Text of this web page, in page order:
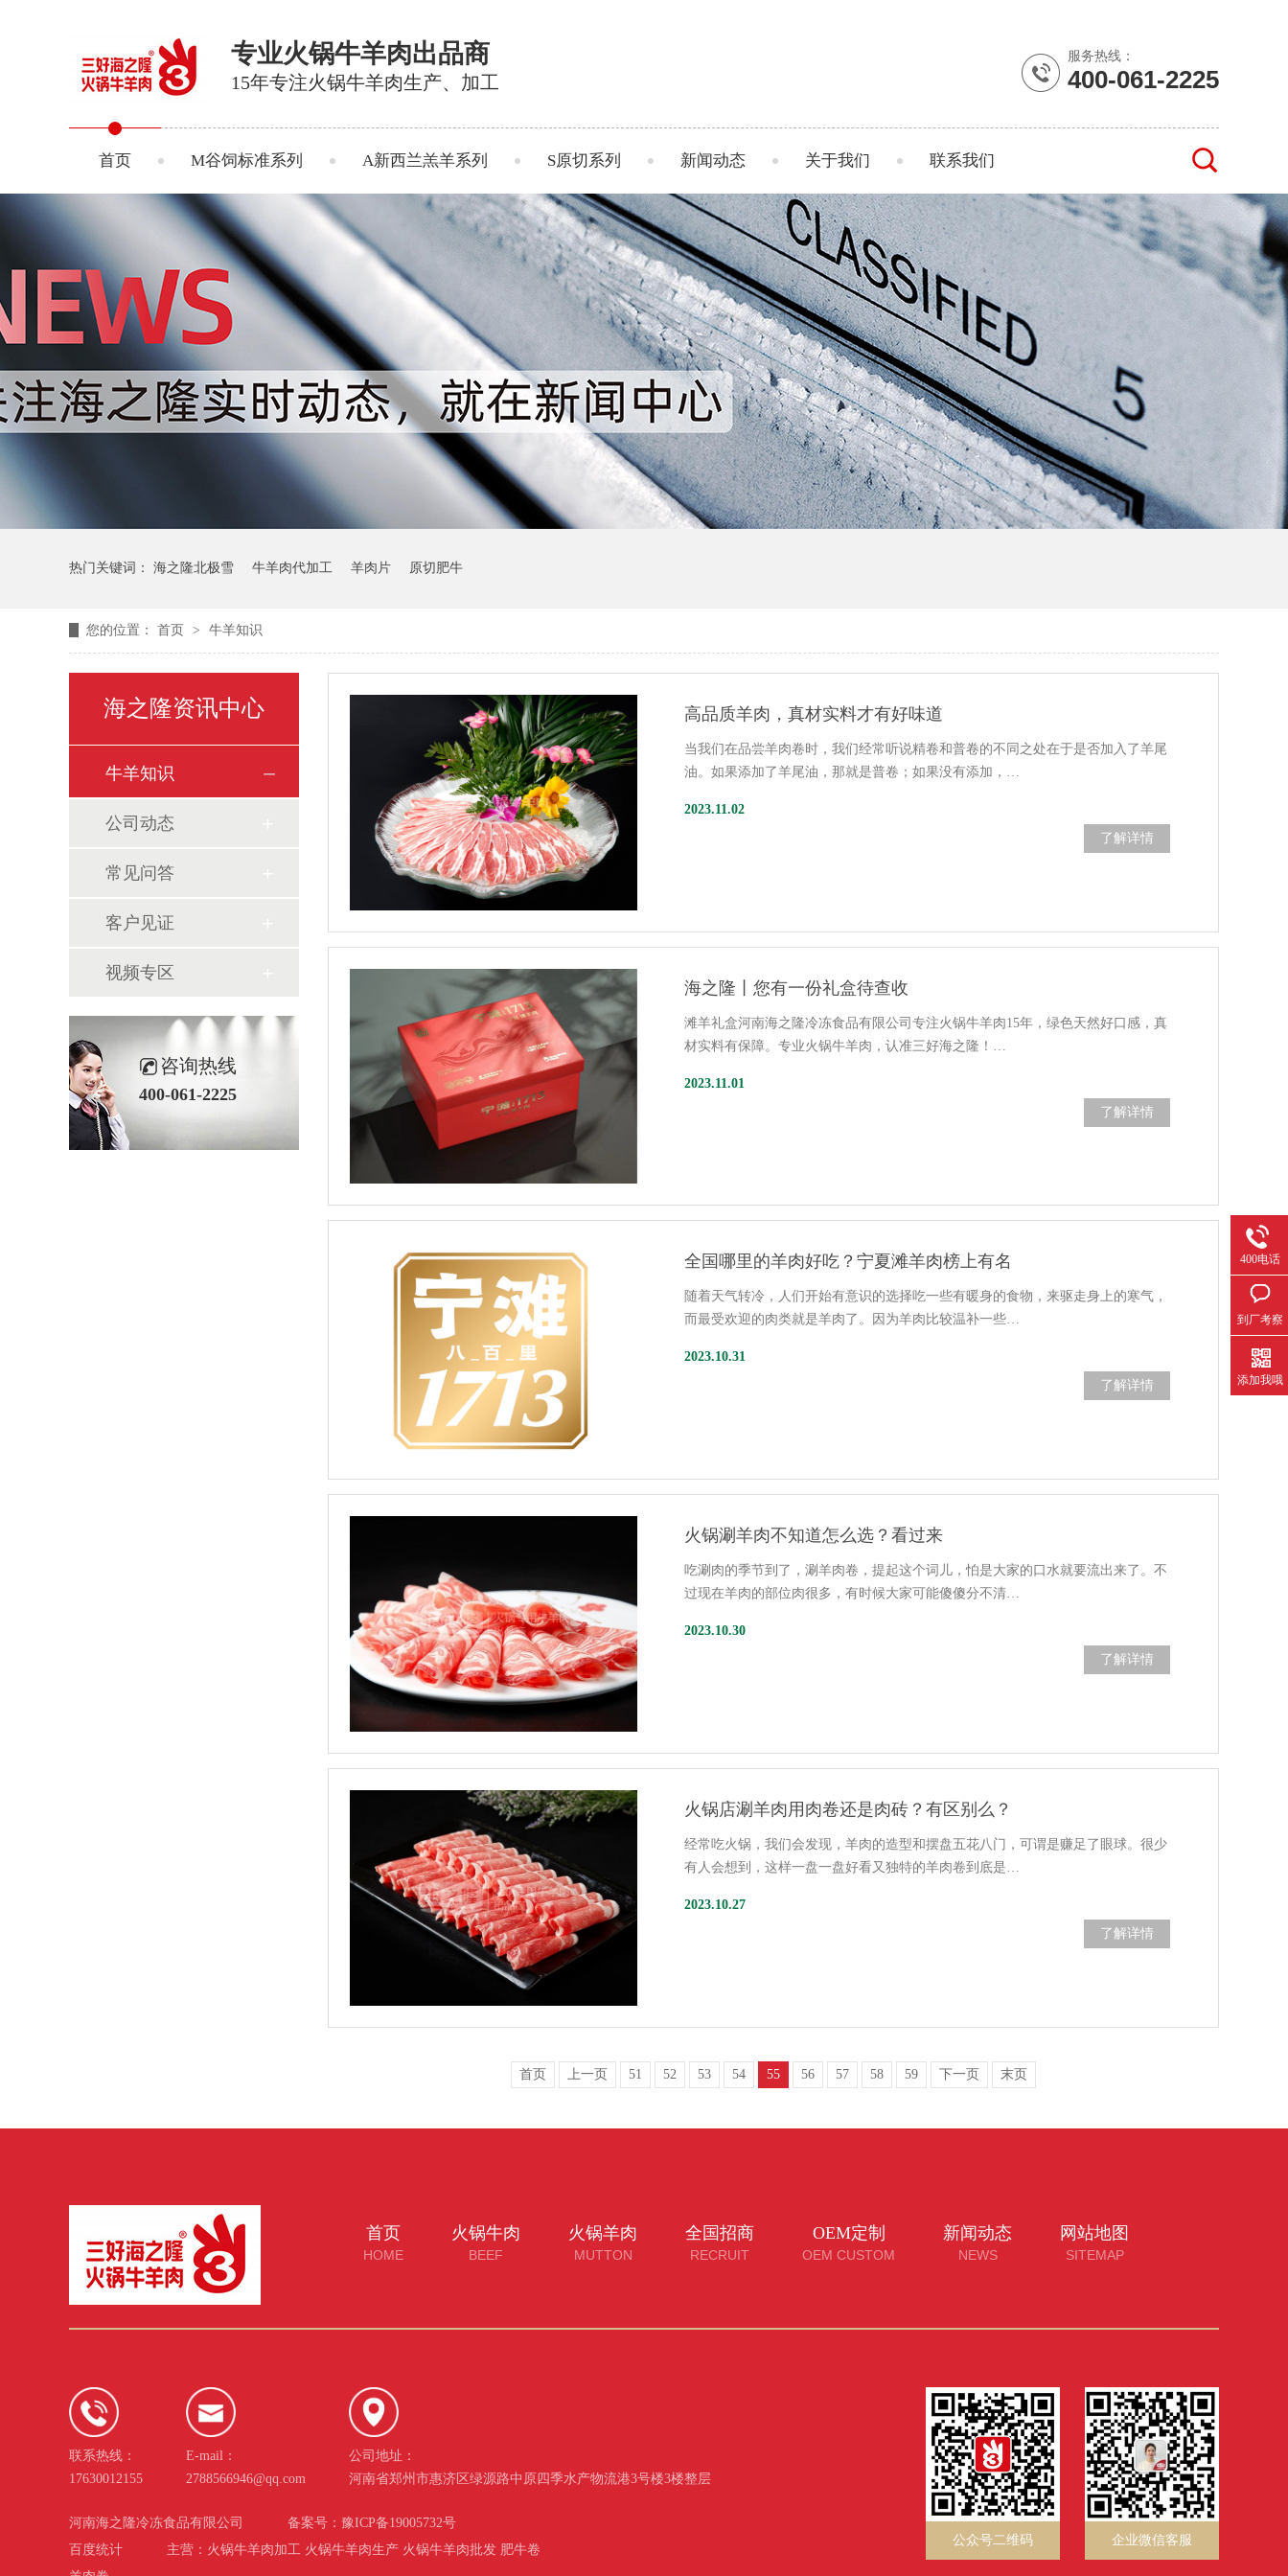
专业火锅牛羊肉出品商
15年专注火锅牛羊肉生产、加工
服务热线：
400-061-2225
首页 M谷饲标准系列 A新西兰羔羊系列 S原切系列 新闻动态 关于我们 联系我们
热门关键词： 海之隆北极雪 牛羊肉代加工 羊肉片 原切肥牛
您的位置： 首页 > 牛羊知识
海之隆资讯中心
牛羊知识
公司动态
常见问答
客户见证
视频专区
咨询热线
400-061-2225
高品质羊肉，真材实料才有好味道
当我们在品尝羊肉卷时，我们经常听说精卷和普卷的不同之处在于是否加入了羊尾
油。如果添加了羊尾油，那就是普卷；如果没有添加，…
2023.11.02
了解详情
海之隆丨您有一份礼盒待查收
滩羊礼盒河南海之隆冷冻食品有限公司专注火锅牛羊肉15年，绿色天然好口感，真
材实料有保障。专业火锅牛羊肉，认准三好海之隆！…
2023.11.01
了解详情
全国哪里的羊肉好吃？宁夏滩羊肉榜上有名
随着天气转冷，人们开始有意识的选择吃一些有暖身的食物，来驱走身上的寒气，
而最受欢迎的肉类就是羊肉了。因为羊肉比较温补一些…
2023.10.31
了解详情
火锅涮羊肉不知道怎么选？看过来
吃涮肉的季节到了，涮羊肉卷，提起这个词儿，怕是大家的口水就要流出来了。不
过现在羊肉的部位肉很多，有时候大家可能傻傻分不清…
2023.10.30
了解详情
火锅店涮羊肉用肉卷还是肉砖？有区别么？
经常吃火锅，我们会发现，羊肉的造型和摆盘五花八门，可谓是赚足了眼球。很少
有人会想到，这样一盘一盘好看又独特的羊肉卷到底是…
2023.10.27
了解详情
首页 上一页 51 52 53 54 55 56 57 58 59 下一页 末页
首页
HOME
火锅牛肉
BEEF
火锅羊肉
MUTTON
全国招商
RECRUIT
OEM定制
OEM CUSTOM
新闻动态
NEWS
网站地图
SITEMAP
联系热线：
17630012155
E-mail：
2788566946@qq.com
公司地址：
河南省郑州市惠济区绿源路中原四季水产物流港3号楼3楼整层
河南海之隆冷冻食品有限公司 备案号： 豫ICP备19005732号
百度统计
主营：火锅牛羊肉加工 火锅牛羊肉生产 火锅牛羊肉批发 肥牛卷
公众号二维码 企业微信客服
400电话
到厂考察
添加我哦